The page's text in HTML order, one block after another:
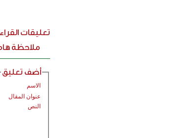
تعليقات
ملاحظة
أضف تعليق
الاسم
عنوان المقال
النص